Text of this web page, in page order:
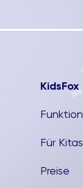
KidsFox
Für Kitas
Preise